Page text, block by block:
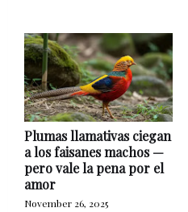
Plumas llamativas ciegan
a los faisanes machos —
pero vale la pena por el
amor
November 26, 2025